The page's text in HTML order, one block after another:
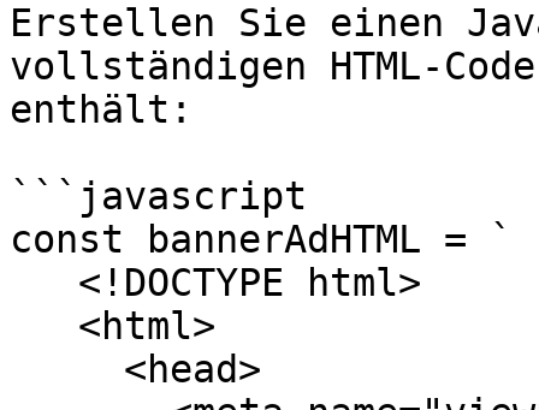
Erstellen Sie einen
vollständigen HTML-
enthält:
```javascript
const bannerAdHTML = `